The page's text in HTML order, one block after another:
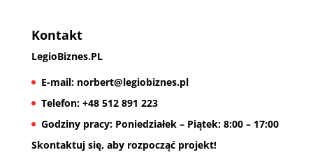
Kontakt
LegioBiznes.PL
E-mail:norbert@legiobiznes.pl
Telefon:+48 512 891 223
Godziny pracy:Poniedziałek – Piątek: 8:00 – 17:00
Skontaktuj się, aby rozpocząć projekt!